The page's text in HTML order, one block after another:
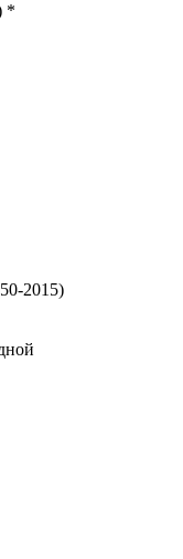
*
2015)